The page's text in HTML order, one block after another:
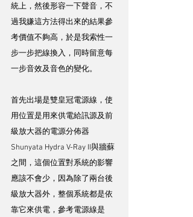
統上，然後形容一下聲音，不
過我嫌這方法得出來的結果參
考價值不夠高，於是我索性一
步一步把線換入，同時留意每
一步音效及音色的變化。
首先出場是雙皇冠電源線，使
用位置是用來供電給訊源及前
級放大器的電源分佈器
Shunyata Hydra V-Ray II與牆蘇
之間，這個位置對系統的影響
應該不會少，因為除了兩台後
級放大器外，整個系統都是依
靠它來供電，參考電源線是